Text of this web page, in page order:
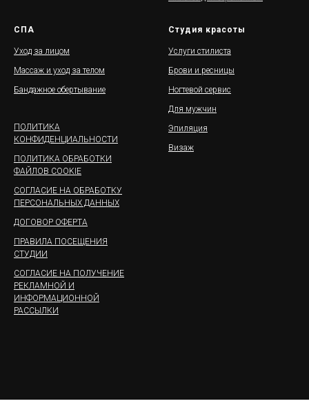
СПА
Уход за лицом
Массаж и уход за телом
Бандажное обертывание
ПОЛИТИКА
КОНФИДЕНЦИАЛЬНОСТИ
ПОЛИТИКА ОБРАБОТКИ
ФАЙЛОВ COOKIE
СОГЛАСИЕ НА ОБРАБОТКУ
ПЕРСОНАЛЬНЫХ ДАННЫХ
ДОГОВОР ОФЕРТА
ПРАВИЛА ПОСЕЩЕНИЯ
СТУДИИ
СОГЛАСИЕ НА ПОЛУЧЕНИЕ
РЕКЛАМНОЙ И
ИНФОРМАЦИОННОЙ
РАССЫЛКИ
Студия красоты
Услуги стилиста
Брови и ресницы
Ногтевой сервис
Для мужчин
Эпиляция
Визаж